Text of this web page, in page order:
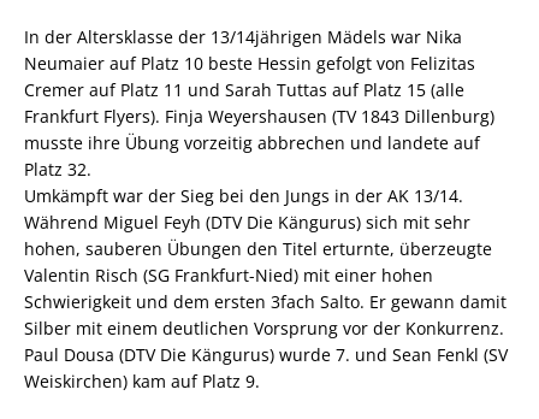
In der Altersklasse der 13/14jährigen Mädels war Nika
Neumaier auf Platz 10 beste Hessin gefolgt von Felizitas
Cremer auf Platz 11 und Sarah Tuttas auf Platz 15 (alle
Frankfurt Flyers). Finja Weyershausen (TV 1843 Dillenburg)
musste ihre Übung vorzeitig abbrechen und landete auf
Platz 32.
Umkämpft war der Sieg bei den Jungs in der AK 13/14.
Während Miguel Feyh (DTV Die Kängurus) sich mit sehr
hohen, sauberen Übungen den Titel erturnte, überzeugte
Valentin Risch (SG Frankfurt-Nied) mit einer hohen
Schwierigkeit und dem ersten 3fach Salto. Er gewann damit
Silber mit einem deutlichen Vorsprung vor der Konkurrenz.
Paul Dousa (DTV Die Kängurus) wurde 7. und Sean Fenkl (SV
Weiskirchen) kam auf Platz 9.